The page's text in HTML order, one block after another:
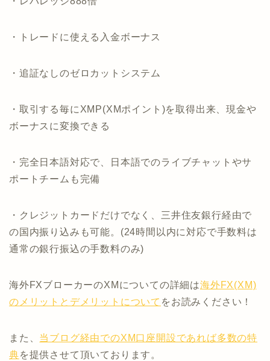
・トレードに使える入金ボーナス
・追証なしのゼロカットシステム
・取引する毎にXMP(XMポイント)を取得出来、現金や
ボーナスに変換できる
・完全日本語対応で、日本語でのライブチャットやサ
ポートチームも完備
・クレジットカードだけでなく、三井住友銀行経由で
の国内振り込みも可能。(24時間以内に対応で手数料は
通常の銀行振込の手数料のみ)
海外FXブローカーのXMについての詳細は海外FX(XM)
のメリットとデメリットについて をお読みください！
また、 当ブログ経由でのXM口座開設であれば多数の特
典を提供させて頂いております。